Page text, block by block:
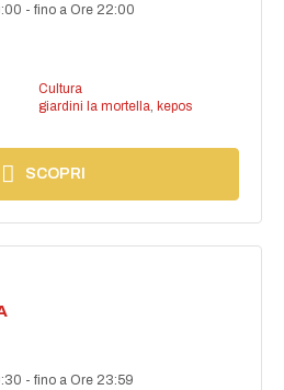
-fino a Ore 22:00
Cultura
giardini la mortella, kepos
SCOPRI
-fino a Ore 23:59